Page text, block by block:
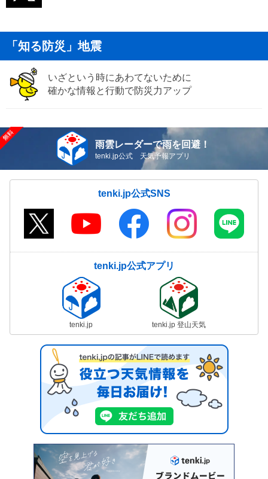
「知る防災」地震
いざという時にあわてないために
確かな情報と行動で防災力アップ
雨雲レーダーで雨を回避！
tenki.jp公式 天気予報アプリ
tenki.jp公式SNS
tenki.jp公式アプリ
tenki.jp tenki.jp 登山天気